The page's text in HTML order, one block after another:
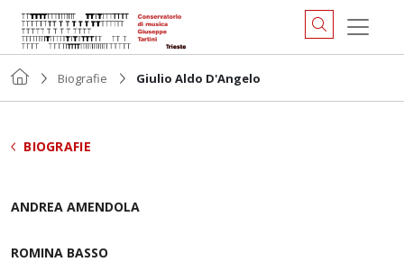
Biografie Giulio Aldo D'Angelo
BIOGRAFIE
ANDREA AMENDOLA
ROMINA BASSO